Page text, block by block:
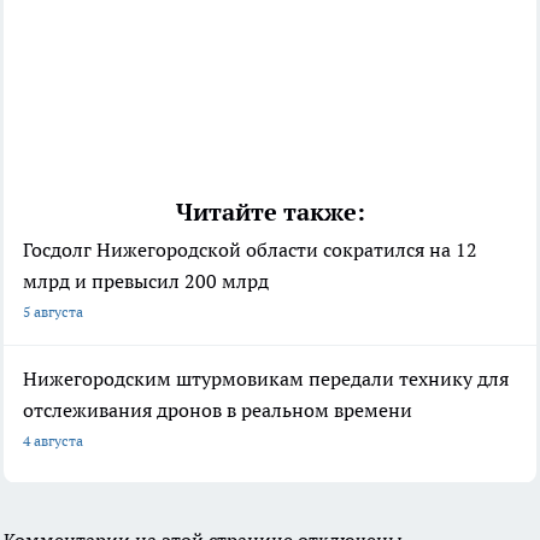
Читайте также:
Госдолг Нижегородской области сократился на 12
млрд и превысил 200 млрд
5 августа
Нижегородским штурмовикам передали технику для
отслеживания дронов в реальном времени
4 августа